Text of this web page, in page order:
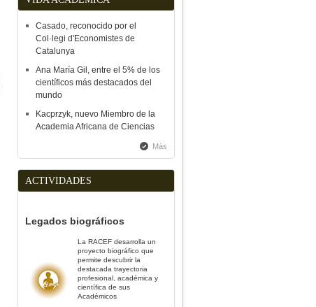
Casado, reconocido por el
Col·legi d'Economistes de
Catalunya
Ana María Gil, entre el 5% de los
científicos más destacados del
mundo
Kacprzyk, nuevo Miembro de la
Academia Africana de Ciencias
Más
ACTIVIDADES
Legados biográficos
La RACEF desarrolla un
proyecto biográfico que
permite descubrir la
destacada trayectoria
profesional, académica y
científica de sus
Académicos